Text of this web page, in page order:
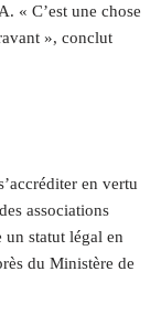
« C’est une chose
», conclut
en vertu
associations
un statut légal en
du Ministère de